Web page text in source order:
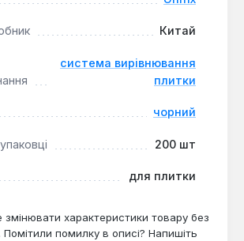
Виготовлені зі стійкого до
і не ламається при демонтажі.
системи з клинами Unifix спрощує
актуальна при роботі з
формату, де критично важливо
в рівнях між сусідніми
зручно використовувати
Китай
система вирівнювання
плитки
чорний
200 шт
для плитки
характеристики товару без
помилку в описі? Напишіть